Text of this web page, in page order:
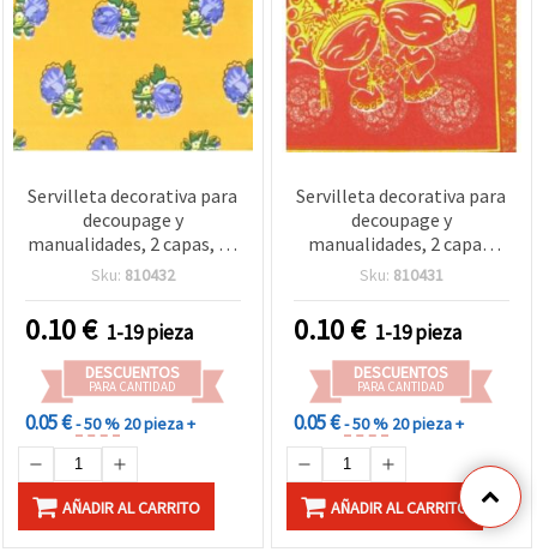
Servilleta decorativa para
decoupage y
manualidades, 2 capas, 33
x 33 cm, 1 unidad
Sku: 810432
0.10€ 1-19 pieza
DESCUENTOS
PARA CANTIDAD
0.05 €- 50 % 20 pieza +
AÑADIR AL CARRITO
Servilleta decorativa para
decoupage y
manualidades, 2 capas,
33x33 cm, 1 unidad
Sku: 810431
0.10€ 1-19 pieza
DESCUENTOS
PARA CANTIDAD
0.05 €- 50 % 20 pieza +
AÑADIR AL CARRITO